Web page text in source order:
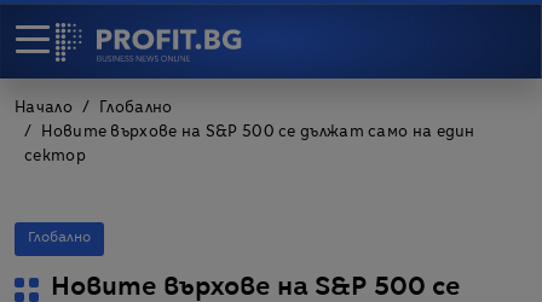
Начало
Глобално
Новите върхове на S&P 500 се дължат само на един
сектор
Глобално
Новите върхове на S&P 500 се